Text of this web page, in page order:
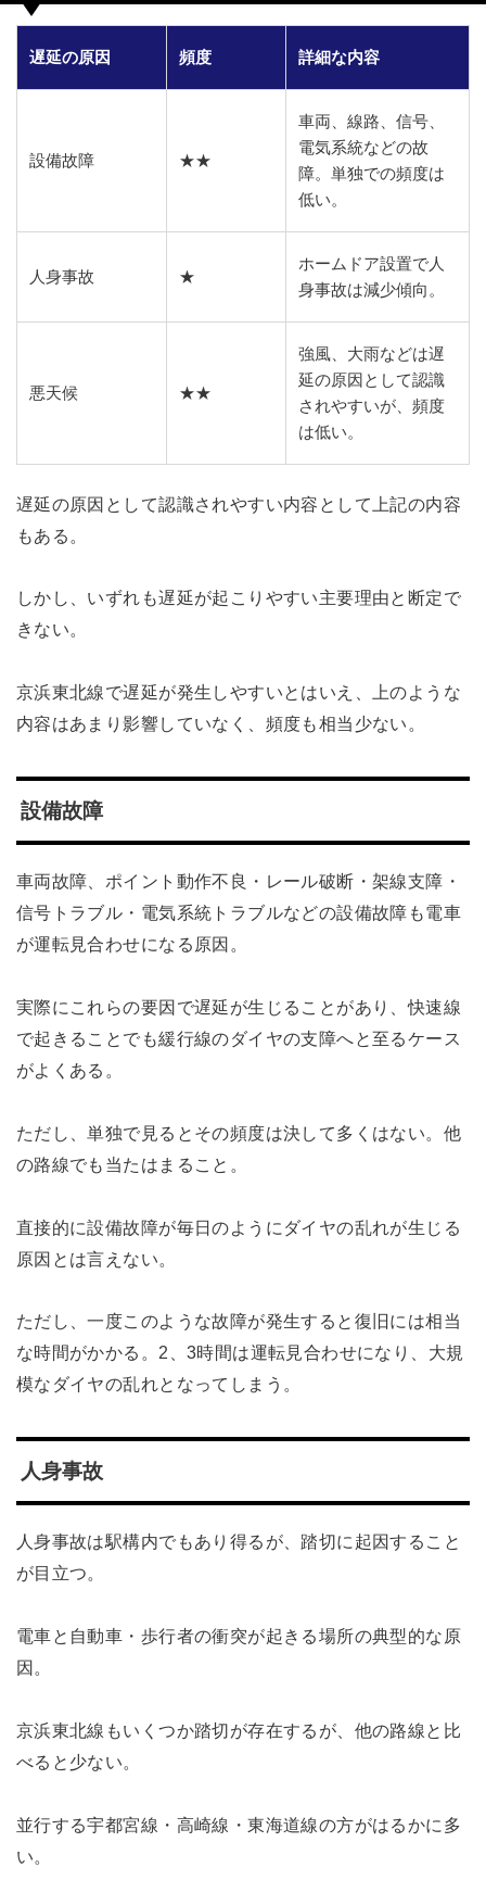
遅延の原因 頻度 詳細な内容
設備故障 ★★
車両、線路、信号、
電気系統などの故
障。単独での頻度は
低い。
人身事故 ★
ホームドア設置で人
身事故は減少傾向。
悪天候 ★★
強風、大雨などは遅
延の原因として認識
されやすいが、頻度
は低い。
遅延の原因として認識されやすい内容として上記の内容
もある。
しかし、いずれも遅延が起こりやすい主要理由と断定で
きない。
京浜東北線で遅延が発生しやすいとはいえ、上のような
内容はあまり影響していなく、頻度も相当少ない。
設備故障
車両故障、ポイント動作不良・レール破断・架線支障・
信号トラブル・電気系統トラブルなどの設備故障も電車
が運転見合わせになる原因。
実際にこれらの要因で遅延が生じることがあり、快速線
で起きることでも緩行線のダイヤの支障へと至るケース
がよくある。
ただし、単独で見るとその頻度は決して多くはない。他
の路線でも当たはまること。
直接的に設備故障が毎日のようにダイヤの乱れが生じる
原因とは言えない。
ただし、一度このような故障が発生すると復旧には相当
な時間がかかる。2、3時間は運転見合わせになり、大規
模なダイヤの乱れとなってしまう。
人身事故
人身事故は駅構内でもあり得るが、踏切に起因すること
が目立つ。
電車と自動車・歩行者の衝突が起きる場所の典型的な原
因。
京浜東北線もいくつか踏切が存在するが、他の路線と比
べると少ない。
並行する宇都宮線・高崎線・東海道線の方がはるかに多
い。